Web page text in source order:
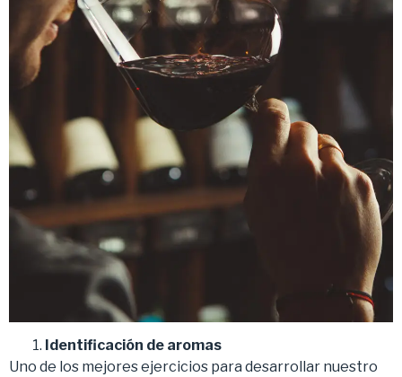
Identificación de aromas
Uno de los mejores ejercicios para desarrollar nuestro